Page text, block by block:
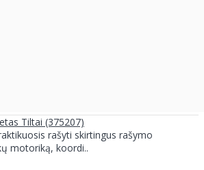
Tiltai (375207)
rašyti skirtingus rašymo
motoriką, koordi..